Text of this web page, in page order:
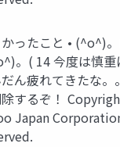
ったこと • (^o^)
。( 14 今度は慎重
ん疲れてきたな。
除するぞ！
Japan